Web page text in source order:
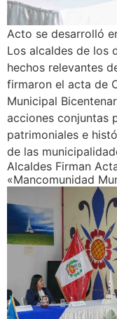
Acto se desarrolló
Los alcaldes de los
hechos relevantes
firmaron el acta de
Municipal
acciones conjuntas
patrimoniales e
de las
Alcaldes Firman
«Mancomunidad